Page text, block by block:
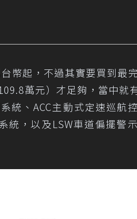
幣起，不過其實要買到最
萬元）才足夠，當中就
統、ACC主動式定速巡航
統，以及LSW車道偏擺警